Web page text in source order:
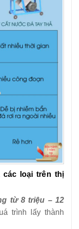
loại trên thị
từ 8 triệu – 12
trình lấy thành